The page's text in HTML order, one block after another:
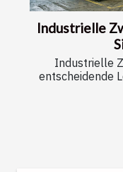
Industrielle
Industrielle
entscheidende